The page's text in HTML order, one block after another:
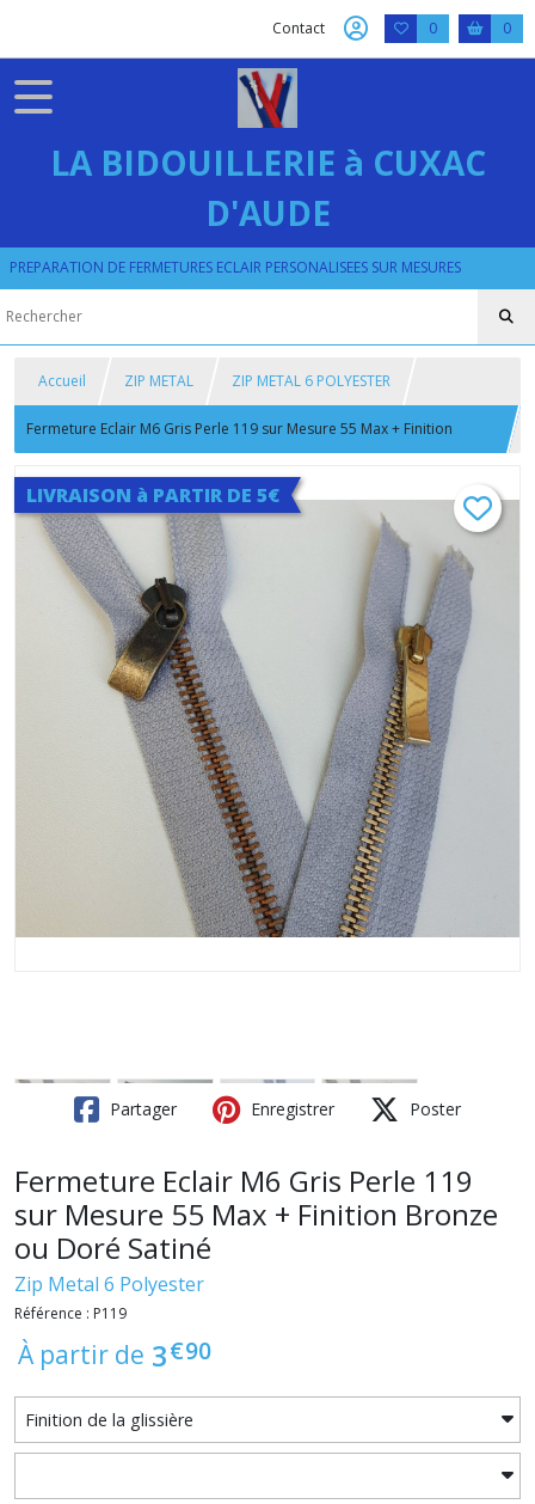
Contact 0 0
LA BIDOUILLERIE à CUXAC
D'AUDE
PREPARATION DE FERMETURES ECLAIR PERSONALISEES SUR MESURES
Accueil ZIP METAL ZIP METAL 6 POLYESTER
Fermeture Eclair M6 Gris Perle 119 sur Mesure 55 Max + Finition
Bronze ou Doré Satiné
LIVRAISON à PARTIR DE 5€
Partager Enregistrer Poster
Fermeture Eclair M6 Gris Perle 119
sur Mesure 55 Max + Finition Bronze
ou Doré Satiné
Zip Metal 6 Polyester
Référence : P119
À partir de 3€90